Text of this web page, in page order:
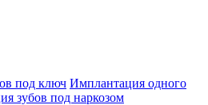
под ключ Имплантация одного
зубов под наркозом